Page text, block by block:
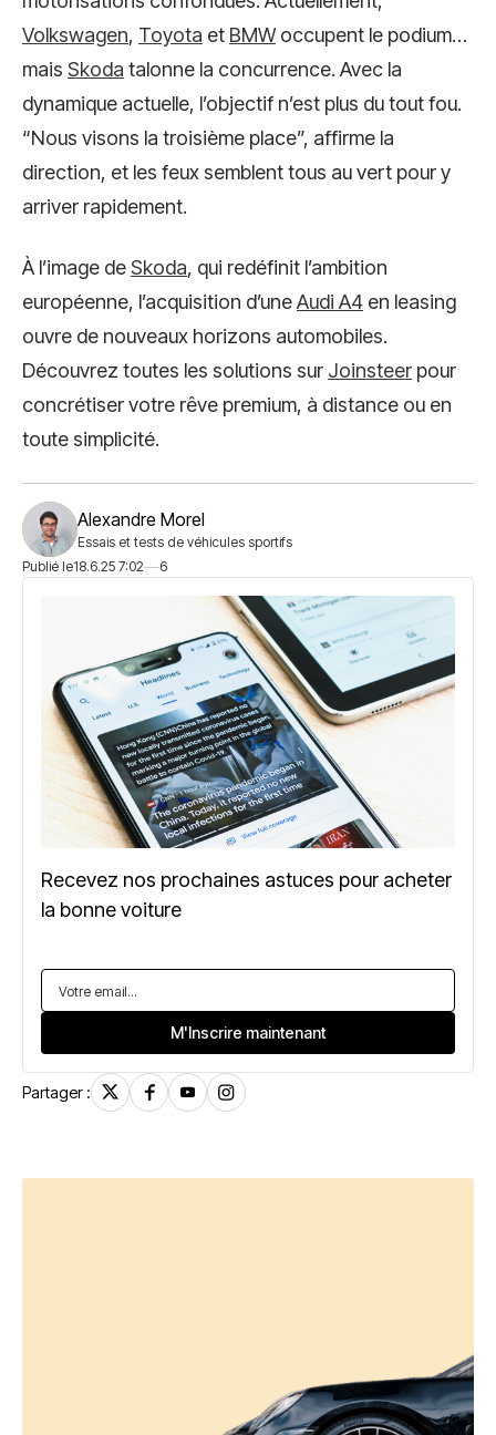
Volkswagen, Toyota et BMWoccupent le podium…
mais Skoda talonne la concurrence. Avec la
dynamique actuelle, l’objectif n’est plus du tout fou.
“Nous visons la troisième place”, affirme la
direction, et les feux semblent tous au vert pour y
arriver rapidement.
À l’image deSkoda, qui redéfinit l’ambition
européenne, l’acquisition d’uneAudi A4 en leasing
ouvre de nouveaux horizons automobiles.
Découvrez toutes les solutions sur Joinsteer pour
concrétiser votre rêve premium, à distance ou en
toute simplicité.
Alexandre Morel
Essais et tests de véhicules sportifs
Publié le18.6.25 7:02 6
Recevez nos prochaines astuces pour acheter
la bonne voiture
Partager :